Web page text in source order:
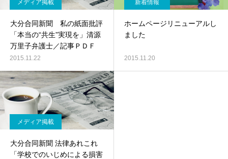
メディア掲載
大分合同新聞 私の紙面批評
「本当の“共生”実現を」清源
万里子弁護士／記事ＰＤＦ
2015.11.22
新着情報
ホームページリニューアルし
ました
2015.11.20
メディア掲載
大分合同新聞 法律あれこれ
「学校でのいじめによる損害